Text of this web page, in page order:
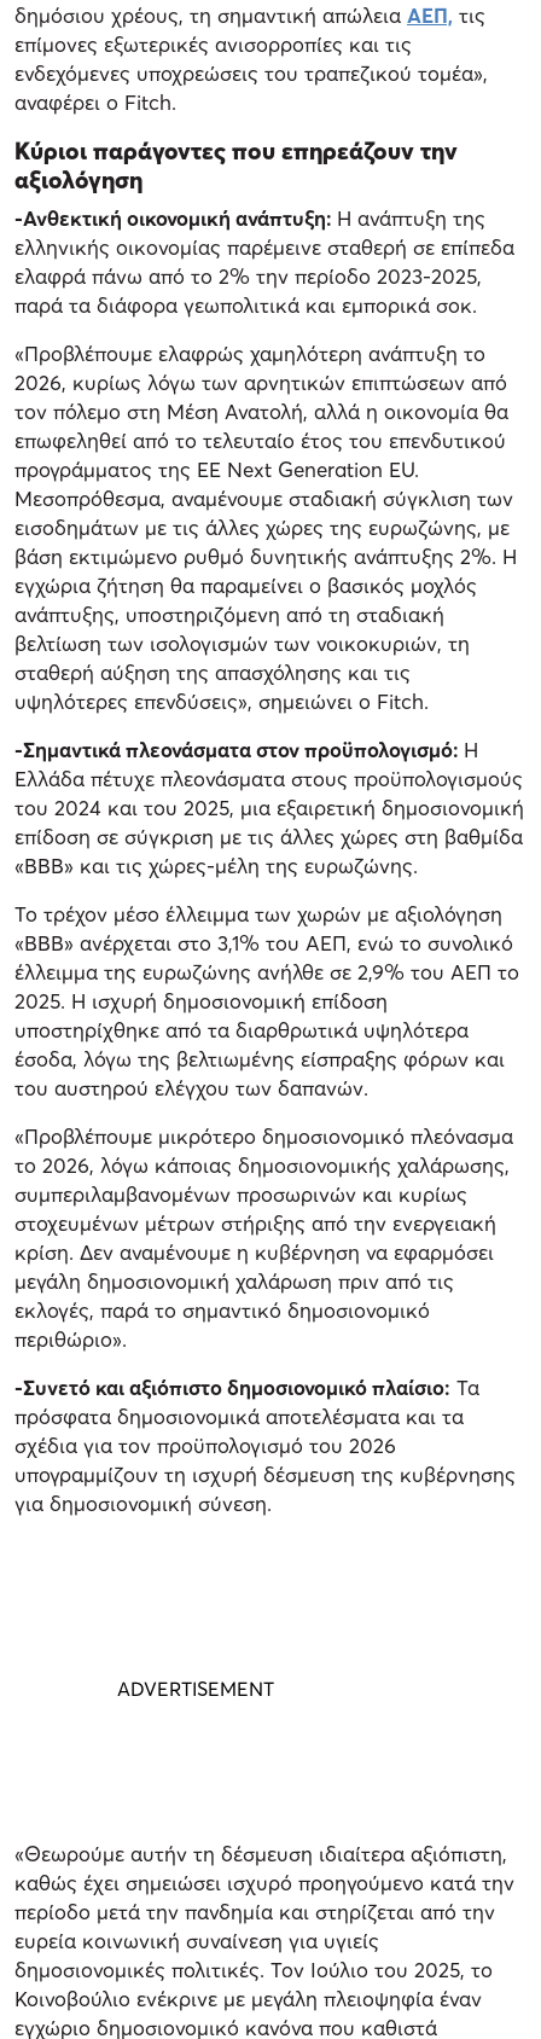
δημόσιου χρέους, τη σημαντική απώλεια ΑΕΠ, τις
επίμονες εξωτερικές ανισορροπίες και τις
ενδεχόμενες υποχρεώσεις του τραπεζικού τομέα»,
αναφέρει ο Fitch.
Κύριοι παράγοντες που επηρεάζουν την
αξιολόγηση
-Ανθεκτική οικονομική ανάπτυξη: Η ανάπτυξη της
ελληνικής οικονομίας παρέμεινε σταθερή σε επίπεδα
ελαφρά πάνω από το 2% την περίοδο 2023-2025,
παρά τα διάφορα γεωπολιτικά και εμπορικά σοκ.
«Προβλέπουμε ελαφρώς χαμηλότερη ανάπτυξη το
2026, κυρίως λόγω των αρνητικών επιπτώσεων από
τον πόλεμο στη Μέση Ανατολή, αλλά η οικονομία θα
επωφεληθεί από το τελευταίο έτος του επενδυτικού
προγράμματος της ΕΕ Next Generation EU.
Μεσοπρόθεσμα, αναμένουμε σταδιακή σύγκλιση των
εισοδημάτων με τις άλλες χώρες της ευρωζώνης, με
βάση εκτιμώμενο ρυθμό δυνητικής ανάπτυξης 2%. Η
εγχώρια ζήτηση θα παραμείνει ο βασικός μοχλός
ανάπτυξης, υποστηριζόμενη από τη σταδιακή
βελτίωση των ισολογισμών των νοικοκυριών, τη
σταθερή αύξηση της απασχόλησης και τις
υψηλότερες επενδύσεις», σημειώνει ο Fitch.
-Σημαντικά πλεονάσματα στον προϋπολογισμό: Η
Ελλάδα πέτυχε πλεονάσματα στους προϋπολογισμούς
του 2024 και του 2025, μια εξαιρετική δημοσιονομική
επίδοση σε σύγκριση με τις άλλες χώρες στη βαθμίδα
«ΒΒΒ» και τις χώρες-μέλη της ευρωζώνης.
Το τρέχον μέσο έλλειμμα των χωρών με αξιολόγηση
«BBB» ανέρχεται στο 3,1% του ΑΕΠ, ενώ το συνολικό
έλλειμμα της ευρωζώνης ανήλθε σε 2,9% του ΑΕΠ το
2025. Η ισχυρή δημοσιονομική επίδοση
υποστηρίχθηκε από τα διαρθρωτικά υψηλότερα
έσοδα, λόγω της βελτιωμένης είσπραξης φόρων και
του αυστηρού ελέγχου των δαπανών.
«Προβλέπουμε μικρότερο δημοσιονομικό πλεόνασμα
το 2026, λόγω κάποιας δημοσιονομικής χαλάρωσης,
συμπεριλαμβανομένων προσωρινών και κυρίως
στοχευμένων μέτρων στήριξης από την ενεργειακή
κρίση. Δεν αναμένουμε η κυβέρνηση να εφαρμόσει
μεγάλη δημοσιονομική χαλάρωση πριν από τις
εκλογές, παρά το σημαντικό δημοσιονομικό
περιθώριο».
-Συνετό και αξιόπιστο δημοσιονομικό πλαίσιο: Τα
πρόσφατα δημοσιονομικά αποτελέσματα και τα
σχέδια για τον προϋπολογισμό του 2026
υπογραμμίζουν τη ισχυρή δέσμευση της κυβέρνησης
για δημοσιονομική σύνεση.
«Θεωρούμε αυτήν τη δέσμευση ιδιαίτερα αξιόπιστη,
καθώς έχει σημειώσει ισχυρό προηγούμενο κατά την
περίοδο μετά την πανδημία και στηρίζεται από την
ευρεία κοινωνική συναίνεση για υγιείς
δημοσιονομικές πολιτικές. Τον Ιούλιο του 2025, το
Κοινοβούλιο ενέκρινε με μεγάλη πλειοψηφία έναν
εγχώριο δημοσιονομικό κανόνα που καθιστά